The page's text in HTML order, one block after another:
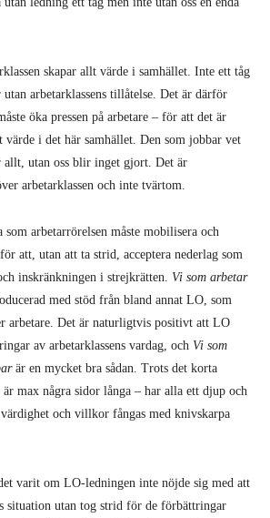
skapar allt värde i samhället. Inte ett tåg
arbetarklassens tillåtelse. Det är därför
öka pressen på arbetare – för att det är
värde i det här samhället. Den som jobbar vet
allt, utan oss blir inget gjort. Det är
arbetarklassen och inte tvärtom.
som arbetarrörelsen måste mobilisera och
att, utan att ta strid, acceptera nederlag som
inskränkningen i strejkrätten. Vi som arbetar
med stöd från bland annat LO, som
arbetare. Det är naturligtvis positivt att LO
av arbetarklassens vardag, och Vi som
är en mycket bra sådan. Trots det korta
max några sidor långa – har alla ett djup och
och villkor fångas med knivskarpa
varit om LO-ledningen inte nöjde sig med att
situation utan tog strid för de förbättringar